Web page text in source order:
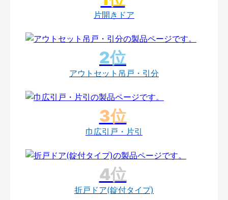
片開きドア
アウトセット吊戸・引分
巾広引戸・片引
折戸ドア(錠付タイプ)